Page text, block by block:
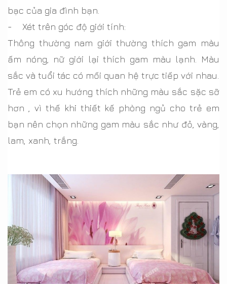
bạc của gia đình bạn.
- Xét trên góc độ giới tính:
Thông thường nam giới thường thích gam màu
ấm nóng, nữ giới lại thích gam màu lạnh. Màu
sắc và tuổi tác có mối quan hệ trực tiếp với nhau.
Trẻ em có xu hướng thích những màu sắc sặc sỡ
hơn , vì thế khi thiết kế phòng ngủ cho trẻ em
bạn nên chọn những gam màu sắc như đỏ, vàng,
lam, xanh, trắng.